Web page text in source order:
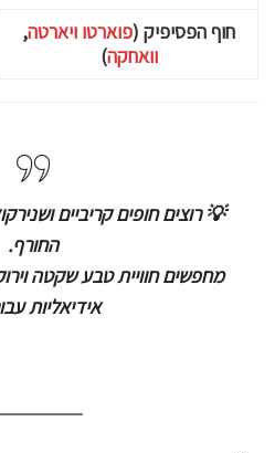
חוף הפסיפיק (פוארטו ויארטה,
וואחקה)
💡 רוצים חופים קריביים
החורף.
מחפשים חוויית טבע שקטה
אידיאליות